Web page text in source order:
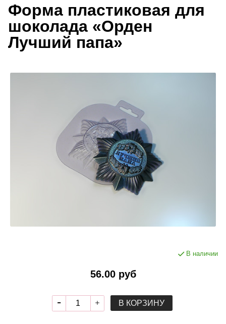
Форма пластиковая для
шоколада «Орден
Лучший папа»
В наличии
56.00 руб
В КОРЗИНУ